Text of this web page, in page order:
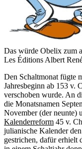
Das würde Obelix zum
Les Éditions Albert
Den Schaltmonat fügte
Jahresbeginn ab 153 v.
verschoben wurde. An
die Monatsnamen
November (der neunte)
Kalenderreform 45 v.
julianische Kalender
gestrichen, dafür erhielt